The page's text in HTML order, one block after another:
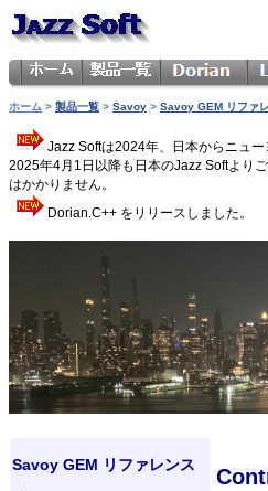
ホーム > 製品一覧 > Savoy > Savoy GEM リファ
Jazz Softは2024年、日本からニュー
2025年4月1日以降も日本のJazz Softより
はかかりません。
Dorian.C++ をリリースしました。
Savoy GEM リファレンス